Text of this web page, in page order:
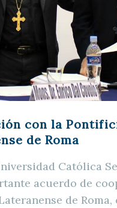
con la
de Roma
Católica
acuerdo de
de Roma,